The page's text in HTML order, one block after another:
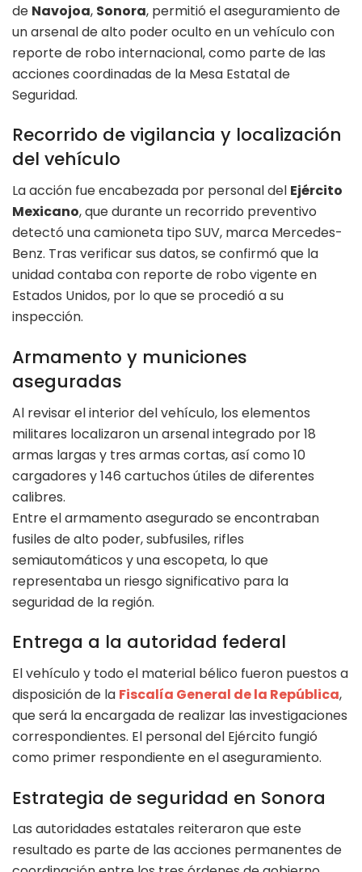
de Navojoa, Sonora, permitió el aseguramiento de
un arsenal de alto poder oculto en un vehículo con
reporte de robo internacional, como parte de las
acciones coordinadas de la Mesa Estatal de
Seguridad.
Recorrido de vigilancia y localización
del vehículo
La acción fue encabezada por personal del Ejército
Mexicano, que durante un recorrido preventivo
detectó una camioneta tipo SUV, marca Mercedes-
Benz. Tras verificar sus datos, se confirmó que la
unidad contaba con reporte de robo vigente en
Estados Unidos, por lo que se procedió a su
inspección.
Armamento y municiones
aseguradas
Al revisar el interior del vehículo, los elementos
militares localizaron un arsenal integrado por 18
armas largas y tres armas cortas, así como 10
cargadores y 146 cartuchos útiles de diferentes
calibres.
Entre el armamento asegurado se encontraban
fusiles de alto poder, subfusiles, rifles
semiautomáticos y una escopeta, lo que
representaba un riesgo significativo para la
seguridad de la región.
Entrega a la autoridad federal
El vehículo y todo el material bélico fueron puestos a
disposición de la Fiscalía General de la República,
que será la encargada de realizar las investigaciones
correspondientes. El personal del Ejército fungió
como primer respondiente en el aseguramiento.
Estrategia de seguridad en Sonora
Las autoridades estatales reiteraron que este
resultado es parte de las acciones permanentes de